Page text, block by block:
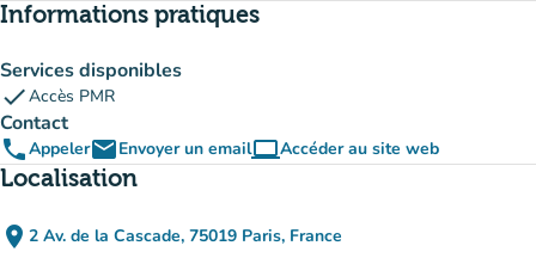
Informations pratiques
Services disponibles
checkAccès PMR
Contact
phoneAppeleremailEnvoyer un emailcomputerAccéder au site web
(nouvel onglet)
Localisation
place 2 Av. de la Cascade, 75019 Paris, France
(ouvrir dans Google Maps)
(nouvel onglet)